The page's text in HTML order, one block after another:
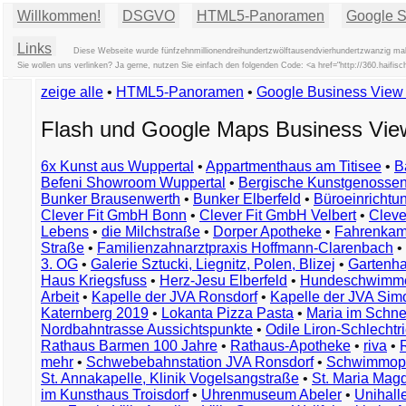
Willkommen! DSGVO HTML5-Panoramen Google
Links
Diese Webseite wurde fünfzehnmillionendreihundertzwölftausendvierhundertzwanzig
Sie wollen uns verlinken? Ja gerne, nutzen Sie einfach den folgenden Code: <a href="http://
zeige alle • HTML5-Panoramen • Google Business
Flash und Google Maps Business
6x Kunst aus Wuppertal • Appartmenthaus am Titisee •
Befeni Showroom Wuppertal • Bergische
Bunker Brausenwerth • Bunker Elberfeld •
Clever Fit GmbH Bonn • Clever Fit GmbH Velbert•
Lebens • die Milchstraße • Dorper Apotheke •
Straße • Familienzahnarztpraxis Hoffmann-Clarenbach •
3. OG • Galerie Sztucki, Liegnitz, Polen, Blizej •
Haus Kriegsfuss • Herz-Jesu Elberfeld •
Arbeit• Kapelle der JVA Ronsdorf• Kapelle der JVA
Katernberg 2019 • Lokanta Pizza Pasta • Maria im
Nordbahntrasse Aussichtspunkte • Odile Liron-
Rathaus Barmen 100 Jahre • Rathaus-Apotheke • riva •
mehr • Schwebebahnstation JVA Ronsdorf•
St. Annakapelle, Klinik Vogelsangstraße • St. Maria
im Kunsthaus Troisdorf• Uhrenmuseum Abeler •